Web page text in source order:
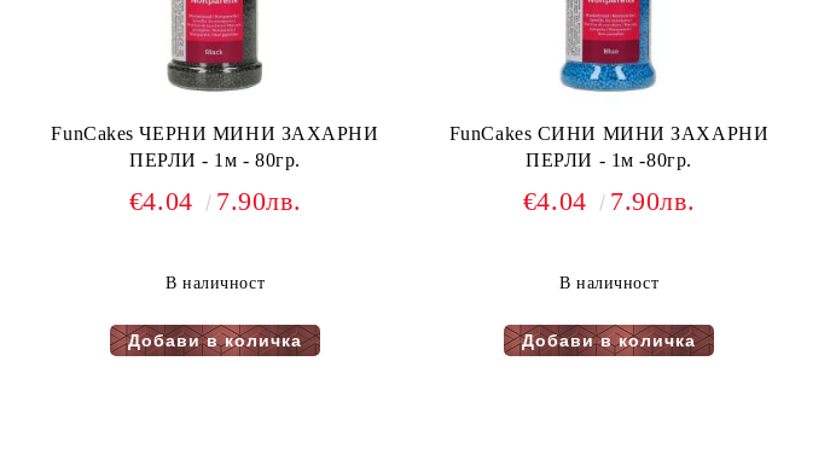
FunCakes ЧЕРНИ МИНИ ЗАХАРНИ
ПЕРЛИ - 1м - 80гр.
€4.04 7.90лв.
В наличност
FunCakes СИНИ МИНИ ЗАХАРНИ
ПЕРЛИ - 1м -80гр.
€4.04 7.90лв.
В наличност